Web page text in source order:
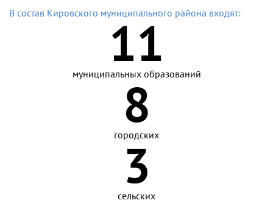
В состав Кировского муниципального района входят:
11
муниципальных образований
8
городских
3
сельских